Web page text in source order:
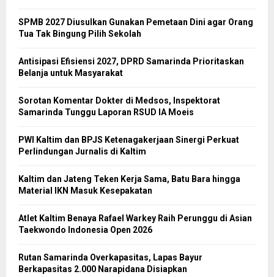
SPMB 2027 Diusulkan Gunakan Pemetaan Dini agar Orang
Tua Tak Bingung Pilih Sekolah
Antisipasi Efisiensi 2027, DPRD Samarinda Prioritaskan
Belanja untuk Masyarakat
Sorotan Komentar Dokter di Medsos, Inspektorat
Samarinda Tunggu Laporan RSUD IA Moeis
PWI Kaltim dan BPJS Ketenagakerjaan Sinergi Perkuat
Perlindungan Jurnalis di Kaltim
Kaltim dan Jateng Teken Kerja Sama, Batu Bara hingga
Material IKN Masuk Kesepakatan
Atlet Kaltim Benaya Rafael Warkey Raih Perunggu di Asian
Taekwondo Indonesia Open 2026
Rutan Samarinda Overkapasitas, Lapas Bayur
Berkapasitas 2.000 Narapidana Disiapkan